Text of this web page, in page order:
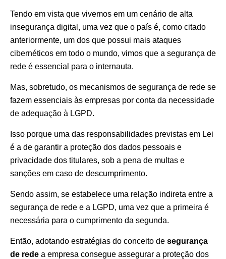
Tendo em vista que vivemos em um cenário de alta
insegurança digital, uma vez que o país é, como citado
anteriormente, um dos que possui mais ataques
cibernéticos em todo o mundo, vimos que a segurança de
rede é essencial para o internauta.
Mas, sobretudo, os mecanismos de segurança de rede se
fazem essenciais às empresas por conta da necessidade
de adequação à LGPD.
Isso porque uma das responsabilidades previstas em Lei
é a de garantir a proteção dos dados pessoais e
privacidade dos titulares, sob a pena de multas e
sanções em caso de descumprimento.
Sendo assim, se estabelece uma relação indireta entre a
segurança de rede e a LGPD, uma vez que a primeira é
necessária para o cumprimento da segunda.
Então, adotando estratégias do conceito de segurança
de rede a empresa consegue assegurar a proteção dos